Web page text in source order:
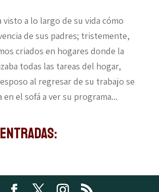
visto a lo largo de su vida cómo
de sus padres; tristemente,
criados en hogares donde la
todas las tareas del hogar,
al regresar de su trabajo se
el sofá a ver su programa...